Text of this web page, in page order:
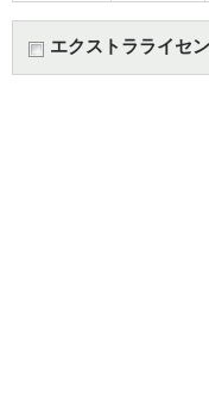
エクストラライセ